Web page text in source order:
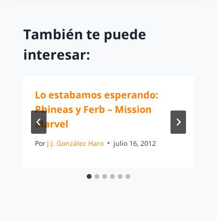
También te puede
interesar:
Lo estabamos esperando:
Phineas y Ferb – Mission
Marvel
Por J.J. González Haro julio 16, 2012